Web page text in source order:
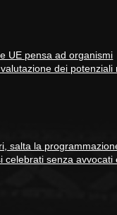
UE pensa ad organismi
dei potenziali
salta la
celebrati senza avvocati